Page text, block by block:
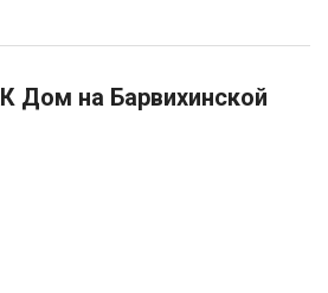
на Барвихинской